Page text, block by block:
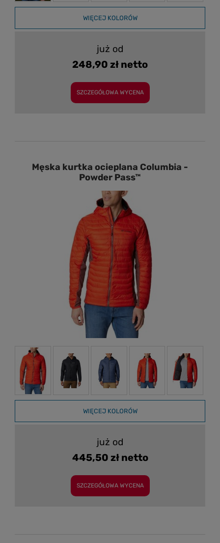
WIĘCEJ KOLORÓW
już od
248,90 zł netto
SZCZEGÓŁOWA WYCENA
Męska kurtka ocieplana Columbia -
Powder Pass™
WIĘCEJ KOLORÓW
już od
445,50 zł netto
SZCZEGÓŁOWA WYCENA